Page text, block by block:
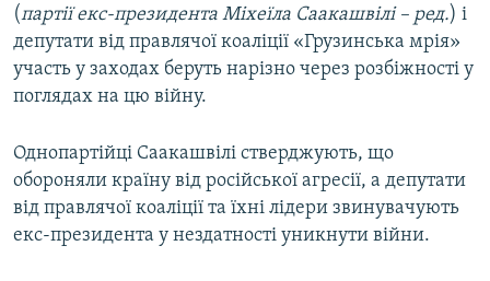
(партії екс-президента Міхеїла Саакашвілі – ред.) і
депутати від правлячої коаліції «Грузинська мрія»
участь у заходах беруть нарізно через розбіжності у
поглядах на цю війну.
Однопартійці Саакашвілі стверджують, що
обороняли країну від російської агресії, а депутати
від правлячої коаліції та їхні лідери звинувачують
екс-президента у нездатності уникнути війни.